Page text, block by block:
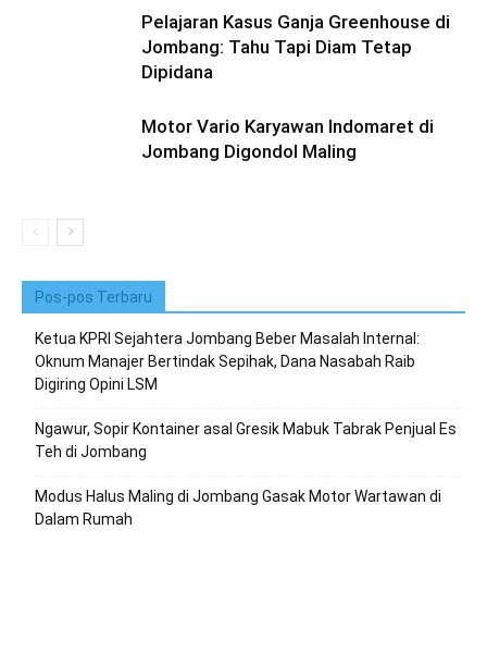
Pelajaran Kasus Ganja Greenhouse di
Jombang: Tahu Tapi Diam Tetap
Dipidana
Motor Vario Karyawan Indomaret di
Jombang Digondol Maling
Pos-pos Terbaru
Ketua KPRI Sejahtera Jombang Beber Masalah Internal:
Oknum Manajer Bertindak Sepihak, Dana Nasabah Raib
Digiring Opini LSM
Ngawur, Sopir Kontainer asal Gresik Mabuk Tabrak Penjual Es
Teh di Jombang
Modus Halus Maling di Jombang Gasak Motor Wartawan di
Dalam Rumah